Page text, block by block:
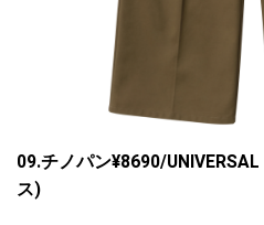
09.チノパン¥8690/
ス)